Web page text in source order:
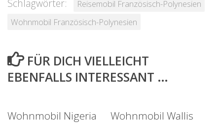
Schlagwörter:
Reisemobil Französisch-Polynesien
Wohnmobil Französisch-Polynesien
FÜR DICH VIELLEICHT
EBENFALLS INTERESSANT …
Wohnmobil Nigeria
Wohnmobil Wallis